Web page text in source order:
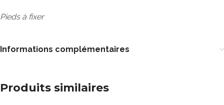
Pieds à fixer
Informations complémentaires
Produits similaires